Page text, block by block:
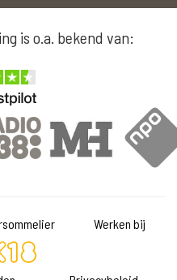
is o.a. bekend van:
Werken bij